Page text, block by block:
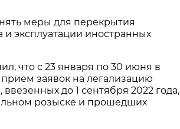
меры для перекрытия
и эксплуатации иностранных
что с 23 января по 30 июня в
прием заявок на легализацию
до 1 сентября 2022 года,
розыске и прошедших